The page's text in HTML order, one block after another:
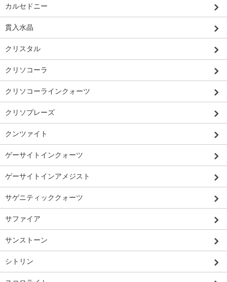
カルセドニー
貫入水晶
クリスタル
クリソコーラ
クリソコーラインクォーツ
クリソプレーズ
クンツァイト
ゲーサイトインクォーツ
ゲーサイトインアメジスト
サゲニティッククォーツ
サファイア
サンストーン
シトリン